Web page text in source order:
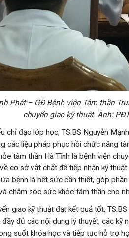
Phát – GĐ Bệnh viện Tâm thần
chuyển giao kỹ thuật. Ảnh:
đạo lớp học, TS.BS Nguyễn Mạnh
các liệu pháp phục hồi chức năng
tâm thần Hà Tĩnh là bệnh viện
cơ sở vật chất để tiếp nhận kỹ
bệnh là hết sức cần thiết, góp
chăm sóc sức khỏe tâm thần cho
giao kỹ thuật đạt kết quả tốt,
đủ các nội dung lý thuyết, các kỹ
suốt khóa học và tiếp tục hỗ trợ